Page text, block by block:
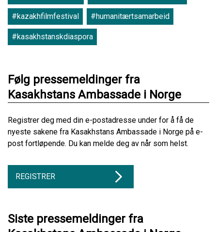
#kazakhfilmfestival #humanitærtsamarbeid
#kasakhstanskdiaspora
Følg pressemeldinger fra
Kasakhstans Ambassade i Norge
Registrer deg med din e-postadresse under for å få de
nyeste sakene fra Kasakhstans Ambassade i Norge på e-
post fortløpende. Du kan melde deg av når som helst.
REGISTRER
Siste pressemeldinger fra